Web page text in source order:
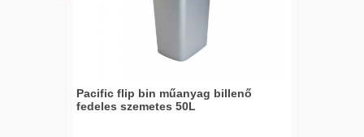
Pacific flip bin műanyag billenő
fedeles szemetes 50L